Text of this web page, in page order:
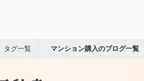
タグ一覧 マンション購入のブログ一覧